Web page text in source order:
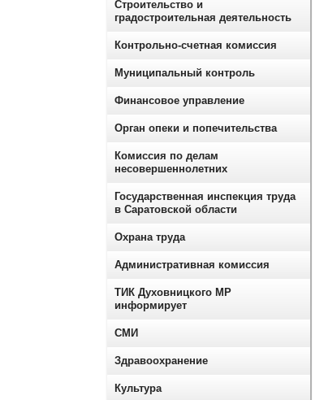
Строительство и
градостроительная деятельность
Контрольно-счетная комиссия
Муниципальный контроль
Финансовое управление
Орган опеки и попечительства
Комиссия по делам
несовершеннолетних
Государственная инспекция труда
в Саратовской области
Охрана труда
Административная комиссия
ТИК Духовницкого МР
информирует
СМИ
Здравоохранение
Культура